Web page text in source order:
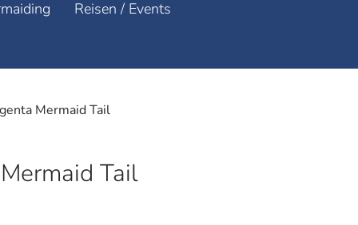
Reisen / Events
Mermaid Tail
Tail